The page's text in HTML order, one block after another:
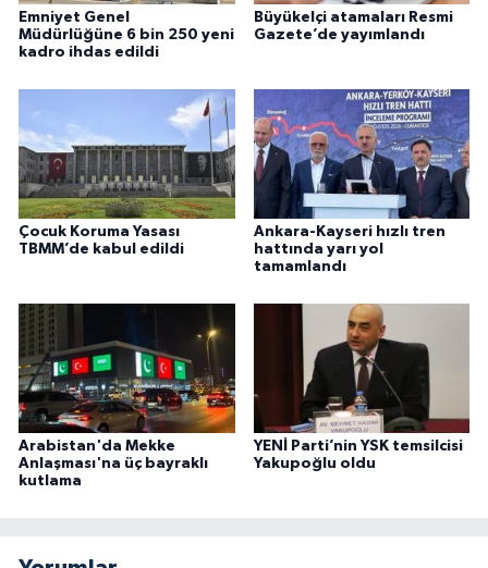
Emniyet Genel
Müdürlüğüne 6 bin 250 yeni
kadro ihdas edildi
Büyükelçi atamaları Resmi
Gazete’de yayımlandı
Çocuk Koruma Yasası
TBMM’de kabul edildi
Ankara-Kayseri hızlı tren
hattında yarı yol
tamamlandı
Arabistan'da Mekke
Anlaşması'na üç bayraklı
kutlama
YENİ Parti’nin YSK temsilcisi
Yakupoğlu oldu